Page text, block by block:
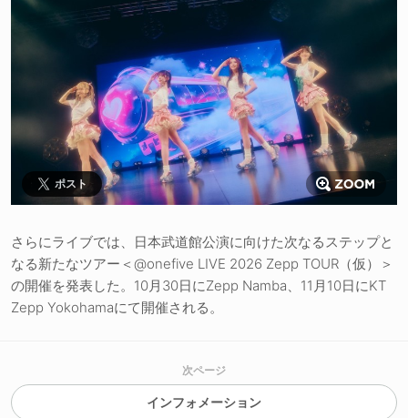
ポスト
さらにライブでは、日本武道館公演に向けた次なるステップと
なる新たなツアー＜@onefive LIVE 2026 Zepp TOUR（仮）＞
の開催を発表した。10月30日にZepp Namba、11月10日にKT
Zepp Yokohamaにて開催される。
次ページ
インフォメーション